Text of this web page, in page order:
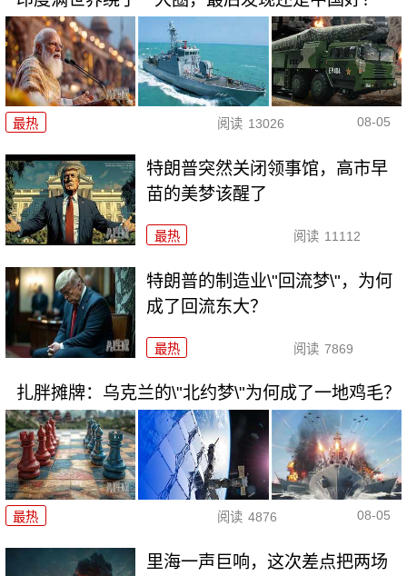
最热 阅读 13026 08-05
特朗普突然关闭领事馆，高市早
苗的美梦该醒了
最热 阅读 11112
特朗普的制造业\"回流梦\"，为何
成了回流东大？
最热 阅读 7869
扎胖摊牌：乌克兰的\"北约梦\"为何成了一地鸡毛？
最热 阅读 4876 08-05
里海一声巨响，这次差点把两场